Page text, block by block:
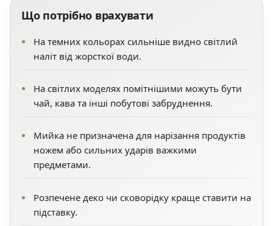
Що потрібно врахувати
На темних кольорах сильніше видно світлий
наліт від жорсткої води.
На світлих моделях помітнішими можуть бути
чай, кава та інші побутові забруднення.
Мийка не призначена для нарізання продуктів
ножем або сильних ударів важкими
предметами.
Розпечене деко чи сковорідку краще ставити на
підставку.